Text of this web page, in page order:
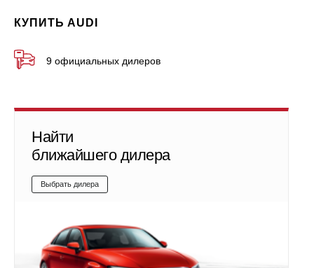
КУПИТЬ AUDI
9 официальных дилеров
Найти
ближайшего дилера
Выбрать дилера